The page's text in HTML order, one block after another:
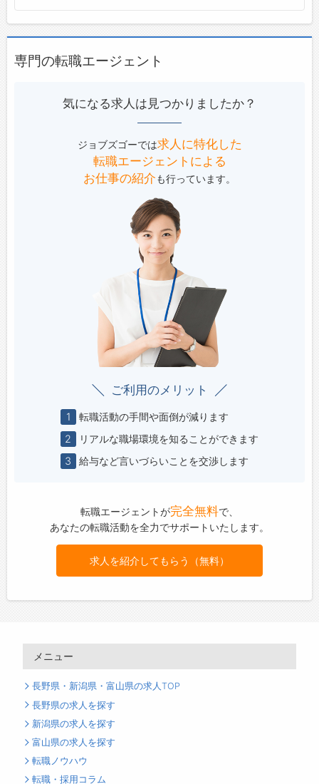
女性
専門の転職エージェント
気になる求人は見つかりましたか？
ジョブズゴーでは求人に特化した
転職エージェントによる
お仕事の紹介も行っています。
ご利用のメリット
1
転職活動の手間や面倒が減ります
2
リアルな職場環境を知ることができます
3
給与など言いづらいことを交渉します
転職エージェントが完全無料で、
あなたの転職活動を全力でサポートいたします。
求人を紹介してもらう（無料）
メニュー
長野県・新潟県・富山県の求人TOP
長野県の求人を探す
新潟県の求人を探す
富山県の求人を探す
転職ノウハウ
転職・採用コラム